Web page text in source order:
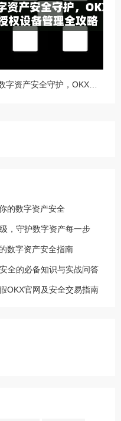
的数字资产安全
，守护数字资产每一步
数字资产安全指南
全的必备知识与实战问答
OKX官网及安全交易指南